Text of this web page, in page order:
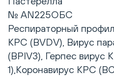
№ AN225ОБС
Респираторный
КРС (BVDV), Вирус
(BPIV3), Герпес вирус
1),Коронавирус КРС